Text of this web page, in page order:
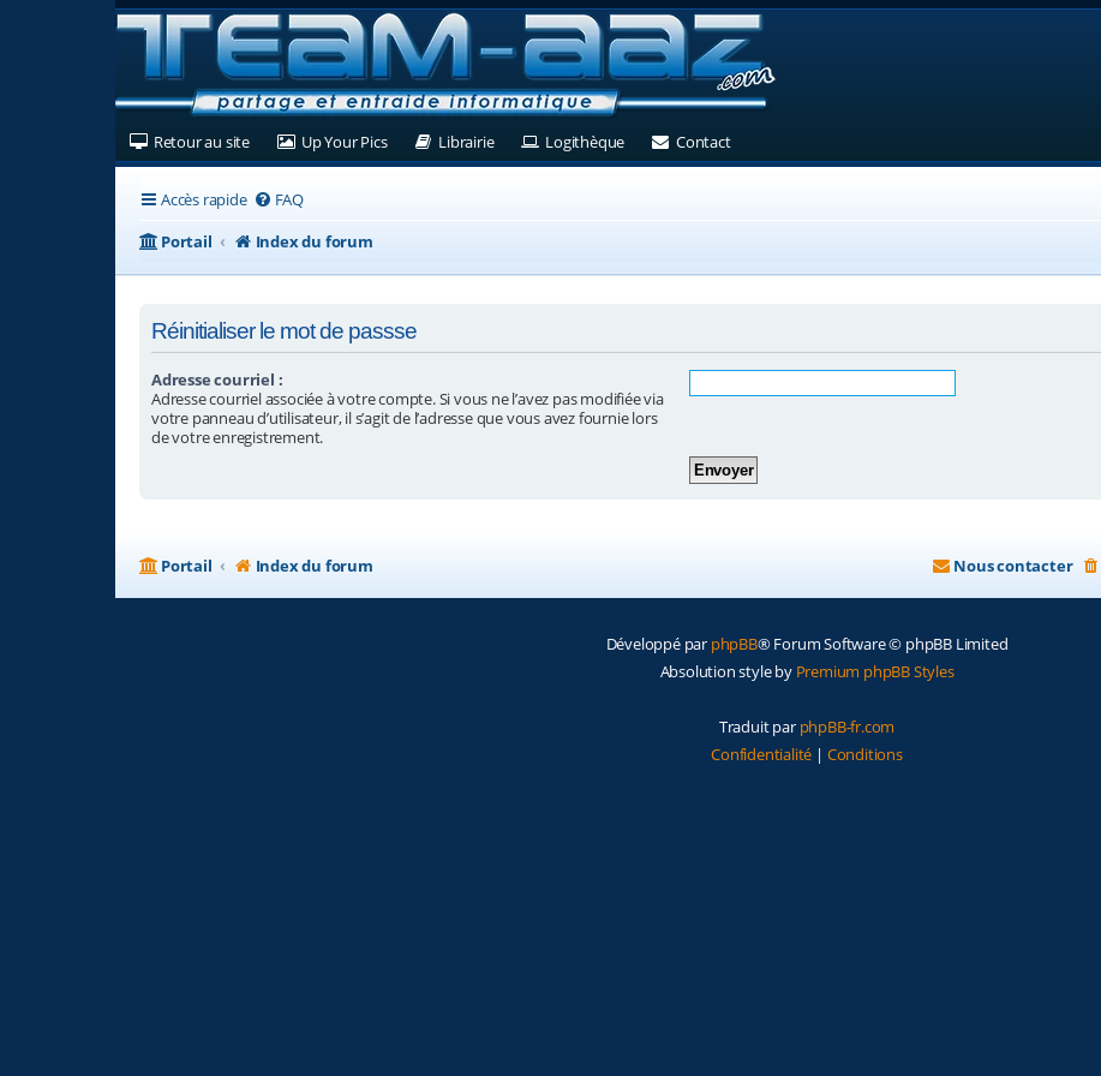
Retour au site(Ouvre un nouvel onglet)
Up Your Pics(Ouvre un nouvel onglet)
Librairie(Ouvre un nouvel onglet)
Logithèque(Ouvre un nouvel onglet)
Contact(Ouvre un nouvel onglet)
Accès rapide FAQ
Portail
Index du forum
Réinitialiser le mot de passse
Adresse courriel :
Adresse courriel associée à votre compte. Si vous ne l’avez pas modifiée via
votre panneau d’utilisateur, il s’agit de l’adresse que vous avez fournie lors
de votre enregistrement.
Portail Index du forum Nous contacter
Développé par phpBB® Forum Software © phpBB Limited
Absolution style by Premium phpBB Styles
Traduit par phpBB-fr.com
Confidentialité | Conditions